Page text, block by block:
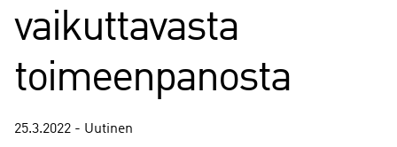
vaikuttavasta
toimeenpanosta
25.3.2022 - Uutinen